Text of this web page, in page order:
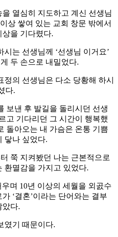
열심히 지도하고 계신 선생님
상 쌓여 있는 교회 창문 밖에서
상을 기다렸다.
는 선생님께 ‘선생님 이거요’
두 손으로 내밀었다.
의 선생님은 다소 당황해 하시
다.
보낸 후 발길을 돌리시던 선생
고 기다리던 그 시간이 행복했
돌아오는 내 가슴은 온통 기쁨
닿나 싶었다.
쭉 지켜봤던 나는 근본적으로
환멸감을 가지고 있었다.
며 10년 이상의 세월을 외곬수
‘결혼’이라는 단어와는 결부
았다.
였기 때문이다.